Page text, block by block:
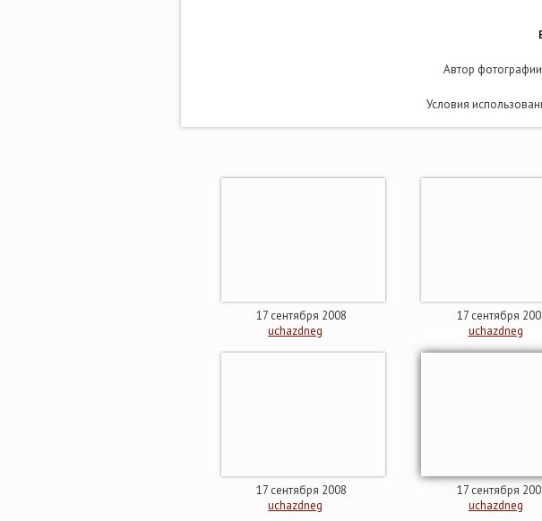
Автор
Условия
17 сентября 2008
uchazdneg
17 сентября
uchazdneg
17 сентября 2008
uchazdneg
17 сентября
uchazdneg